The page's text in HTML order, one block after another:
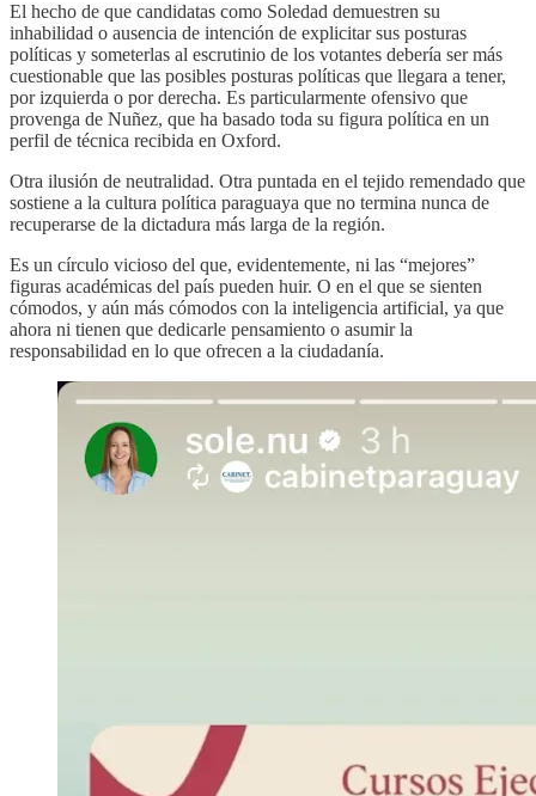
El hecho de que candidatas como Soledad demuestren su
inhabilidad o ausencia de intención de explicitar sus posturas
políticas y someterlas al escrutinio de los votantes debería ser más
cuestionable que las posibles posturas políticas que llegara a tener,
por izquierda o por derecha. Es particularmente ofensivo que
provenga de Nuñez, que ha basado toda su figura política en un
perfil de técnica recibida en Oxford.
Otra ilusión de neutralidad. Otra puntada en el tejido remendado que
sostiene a la cultura política paraguaya que no termina nunca de
recuperarse de la dictadura más larga de la región.
Es un círculo vicioso del que, evidentemente, ni las “mejores”
figuras académicas del país pueden huir. O en el que se sienten
cómodos, y aún más cómodos con la inteligencia artificial, ya que
ahora ni tienen que dedicarle pensamiento o asumir la
responsabilidad en lo que ofrecen a la ciudadanía.